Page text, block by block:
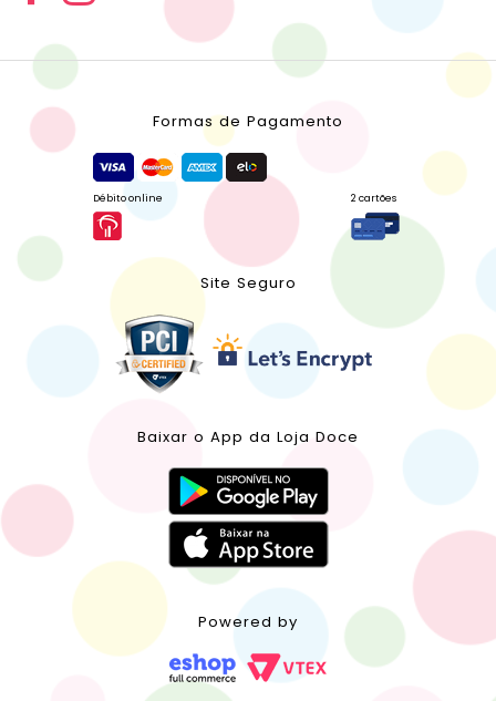
Formas de Pagamento
Débito online 2 cartões
Site Seguro
Baixar o App da Loja Doce
Powered by